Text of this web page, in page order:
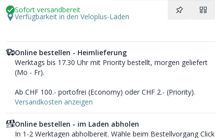
Sofort versandbereit
Verfügbarkeit in den Veloplus-Läden
Online bestellen - Heimlieferung
Werktags bis 17.30 Uhr mit Priority bestellt, morgen geliefert
(Mo - Fr).
Ab CHF 100.- portofrei (Economy) oder CHF 2.- (Priority).
Versandkosten anzeigen
Online bestellen - im Laden abholen
In 1-2 Werktagen abholbereit. Wähle beim Bestellvorgang Click